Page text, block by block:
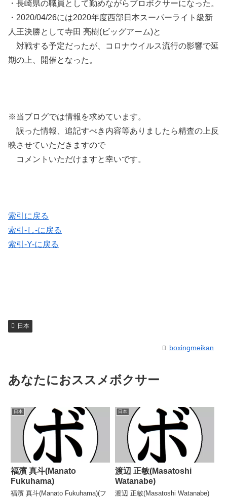
・長崎県の職員として勤めながらプロボクサーになった。
・2020/04/26には2020年度西部日本スーパーライト級新
人王決勝として寺田 亮樹(ビッグアーム)と
対戦する予定だったが、コロナウイルス流行の影響で延
期の上、開催となった。
※当ブログでは情報を求めています。
誤った情報、追記すべき内容等ありましたら精査の上反
映させていただきますので
コメントいただけますと幸いです。
索引に戻る
索引-し-に戻る
索引-Y-に戻る
日本
boxingmeikan
あなたにおススメボクサー
日本
福濱 真斗(Manato
Fukuhama)
福濱 真斗(Manato Fukuhama)(フ
日本
渡辺 正敏(Masatoshi
Watanabe)
渡辺 正敏(Masatoshi Watanabe)